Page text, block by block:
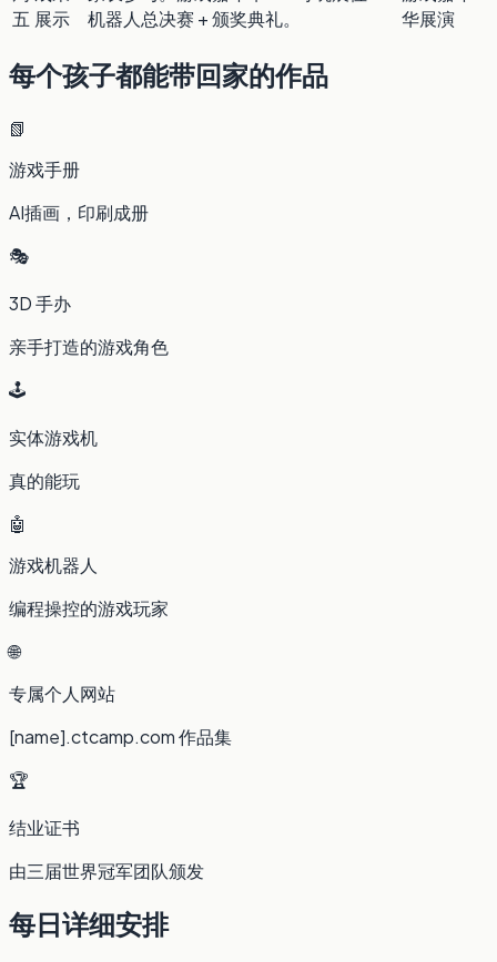
五 展示
机器人总决赛 + 颁奖典礼。
华展演
每个孩子都能带回家的作品
📗
游戏手册
AI插画，印刷成册
🎭
3D 手办
亲手打造的游戏角色
🕹️
实体游戏机
真的能玩
🤖
游戏机器人
编程操控的游戏玩家
🌐
专属个人网站
[name].ctcamp.com 作品集
🏆
结业证书
由三届世界冠军团队颁发
每日详细安排